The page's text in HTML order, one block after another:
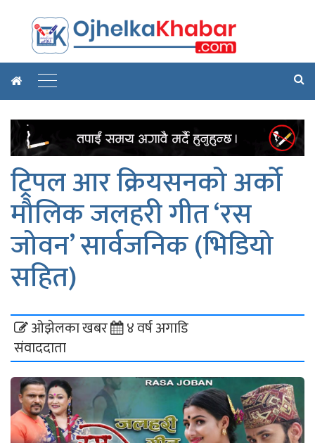
ट्रिपल आर क्रियसनको अर्को
मौलिक जलहरी गीत ‘रस
जोवन’ सार्वजनिक (भिडियो
सहित)
ओझेलका खबर
संवाददाता
४ वर्ष अगाडि